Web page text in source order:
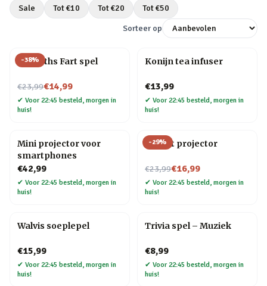
Sale Tot €10 Tot €20 Tot €50
Sorteer op
-38%
Do Sloths Fart spel
€23,99
Nu voor€14,99
✔ Voor 22:45 besteld, morgen in
huis!
Konijn tea infuser
€13,99
✔ Voor 22:45 besteld, morgen in
huis!
Mini projector voor
smartphones
€42,99
✔ Voor 22:45 besteld, morgen in
huis!
-29%
Olifant projector
€23,99
Nu voor€16,99
✔ Voor 22:45 besteld, morgen in
huis!
Walvis soeplepel
€15,99
✔ Voor 22:45 besteld, morgen in
huis!
Trivia spel – Muziek
€8,99
✔ Voor 22:45 besteld, morgen in
huis!